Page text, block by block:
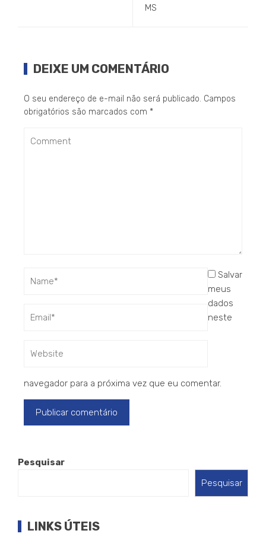
MS
DEIXE UM COMENTÁRIO
O seu endereço de e-mail não será publicado. Campos
obrigatórios são marcados com *
Salvar
meus
dados
neste
navegador para a próxima vez que eu comentar.
Pesquisar
Pesquisar
LINKS ÚTEIS